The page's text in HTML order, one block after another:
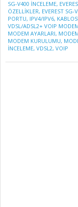
SG-V400 INCELEME,
ÖZELLIKLER, EVEREST SG-
PORTU, IPV4/IPV6,
VDSL/ADSL2+ VOIP
MODEM AYARLARI,
MODEM KURULUMU,
INCELEME, VDSL2, VOIP